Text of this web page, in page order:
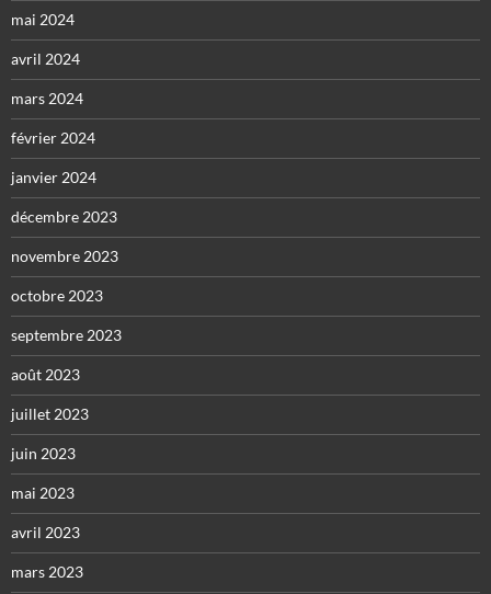
mai 2024
avril 2024
mars 2024
février 2024
janvier 2024
décembre 2023
novembre 2023
octobre 2023
septembre 2023
août 2023
juillet 2023
juin 2023
mai 2023
avril 2023
mars 2023